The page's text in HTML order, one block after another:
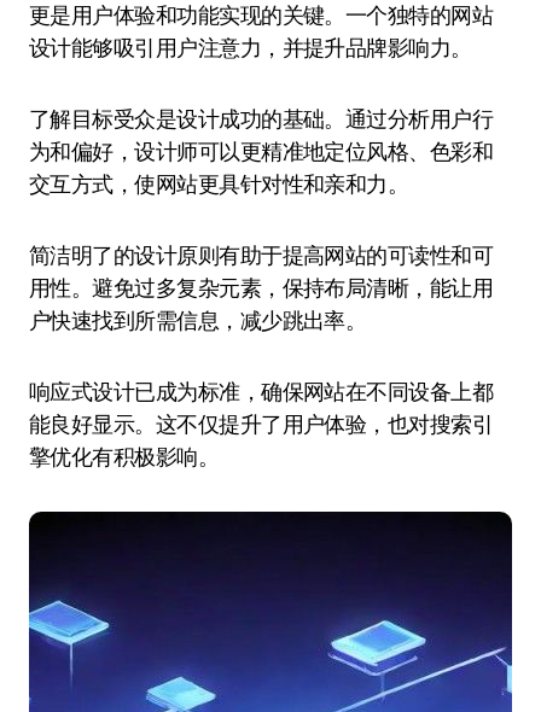
更是用户体验和功能实现的关键。一个独特的网站
设计能够吸引用户注意力，并提升品牌影响力。
了解目标受众是设计成功的基础。通过分析用户行
为和偏好，设计师可以更精准地定位风格、色彩和
交互方式，使网站更具针对性和亲和力。
简洁明了的设计原则有助于提高网站的可读性和可
用性。避免过多复杂元素，保持布局清晰，能让用
户快速找到所需信息，减少跳出率。
响应式设计已成为标准，确保网站在不同设备上都
能良好显示。这不仅提升了用户体验，也对搜索引
擎优化有积极影响。